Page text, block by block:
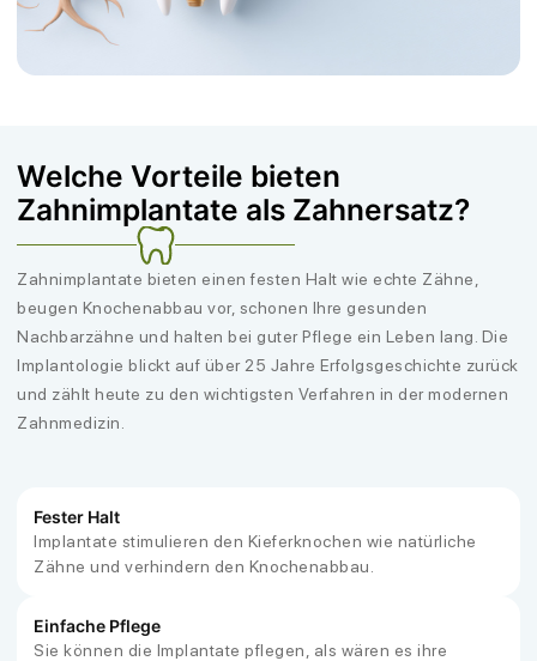
Welche Vorteile bieten
Zahnimplantate als Zahnersatz?
Zahnimplantate bieten einen festen Halt wie echte Zähne,
beugen Knochenabbau vor, schonen Ihre gesunden
Nachbarzähne und halten bei guter Pflege ein Leben lang. Die
Implantologie blickt auf über 25 Jahre Erfolgsgeschichte zurück
und zählt heute zu den wichtigsten Verfahren in der modernen
Zahnmedizin.
Fester Halt
Implantate stimulieren den Kieferknochen wie natürliche
Zähne und verhindern den Knochenabbau.
Einfache Pflege
Sie können die Implantate pflegen, als wären es ihre